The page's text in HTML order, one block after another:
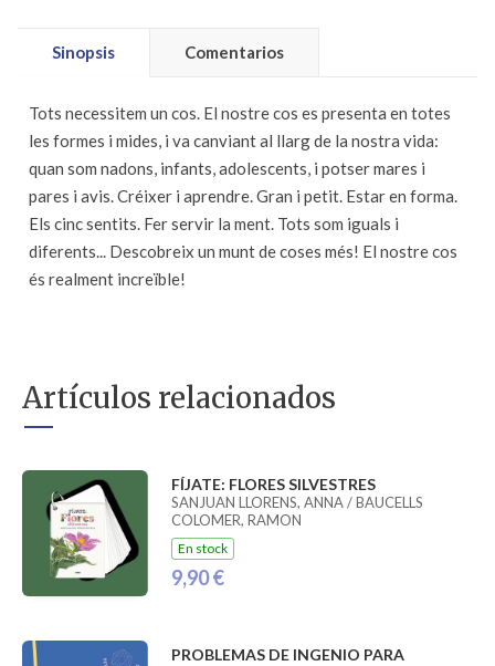
Sinopsis Comentarios
Tots necessitem un cos. El nostre cos es presenta en totes
les formes i mides, i va canviant al llarg de la nostra vida:
quan som nadons, infants, adolescents, i potser mares i
pares i avis. Créixer i aprendre. Gran i petit. Estar en forma.
Els cinc sentits. Fer servir la ment. Tots som iguals i
diferents... Descobreix un munt de coses més! El nostre cos
és realment increïble!
Artículos relacionados
FÍJATE: FLORES SILVESTRES
SANJUAN LLORENS, ANNA / BAUCELLS
COLOMER, RAMON
En stock
9,90 €
PROBLEMAS DE INGENIO PARA